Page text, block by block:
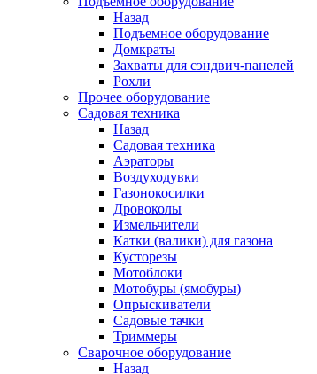
Назад
Подъемное оборудование
Домкраты
Захваты для сэндвич-панелей
Рохли
Прочее оборудование
Садовая техника
Назад
Садовая техника
Аэраторы
Воздуходувки
Газонокосилки
Дровоколы
Измельчители
Катки (валики) для газона
Кусторезы
Мотоблоки
Мотобуры (ямобуры)
Опрыскиватели
Садовые тачки
Триммеры
Сварочное оборудование
Назад